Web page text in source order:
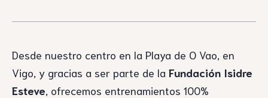
Desde nuestro centro en la Playa de O Vao, en
Vigo, y gracias a ser parte de la Fundación Isidre
Esteve , ofrecemos entrenamientos 100%